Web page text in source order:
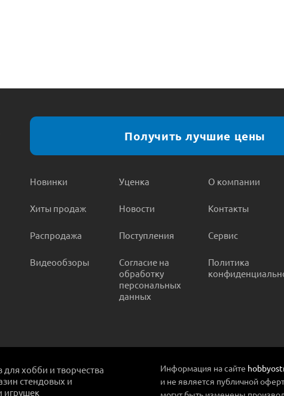
Получить лучшие цены
Новинки
Хиты продаж
Распродажа
Видеообзоры
Уценка
Новости
Поступления
Согласие на
обработку
персональных
данных
О компании
Контакты
Сервис
Политика
хобби и творчества
стендовых и
игрушек
Информация на сайте
и не является публичной